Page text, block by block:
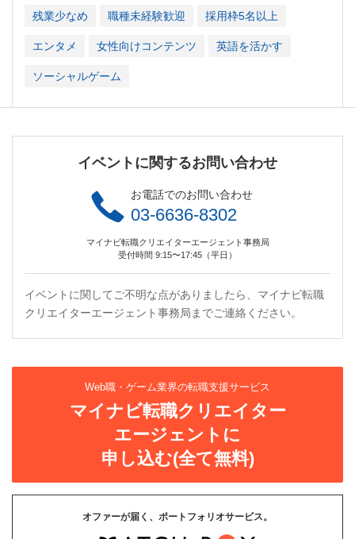
残業少なめ 職種未経験歓迎 採用枠5名以上
エンタメ 女性向けコンテンツ 英語を活かす
ソーシャルゲーム
イベントに関するお問い合わせ
お電話でのお問い合わせ
03-6636-8302
マイナビ転職クリエイターエージェント事務局
受付時間 9:15〜17:45（平日）
イベントに関してご不明な点がありましたら、マイナビ転職
クリエイターエージェント事務局までご連絡ください。
Web職・ゲーム業界の転職支援サービス
マイナビ転職クリエイター
エージェントに
申し込む(全て無料)
オファーが届く、ポートフォリオサービス。